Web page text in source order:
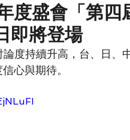
度盛會「第四
即將登場
度持續升高，台、日、
心與期待。